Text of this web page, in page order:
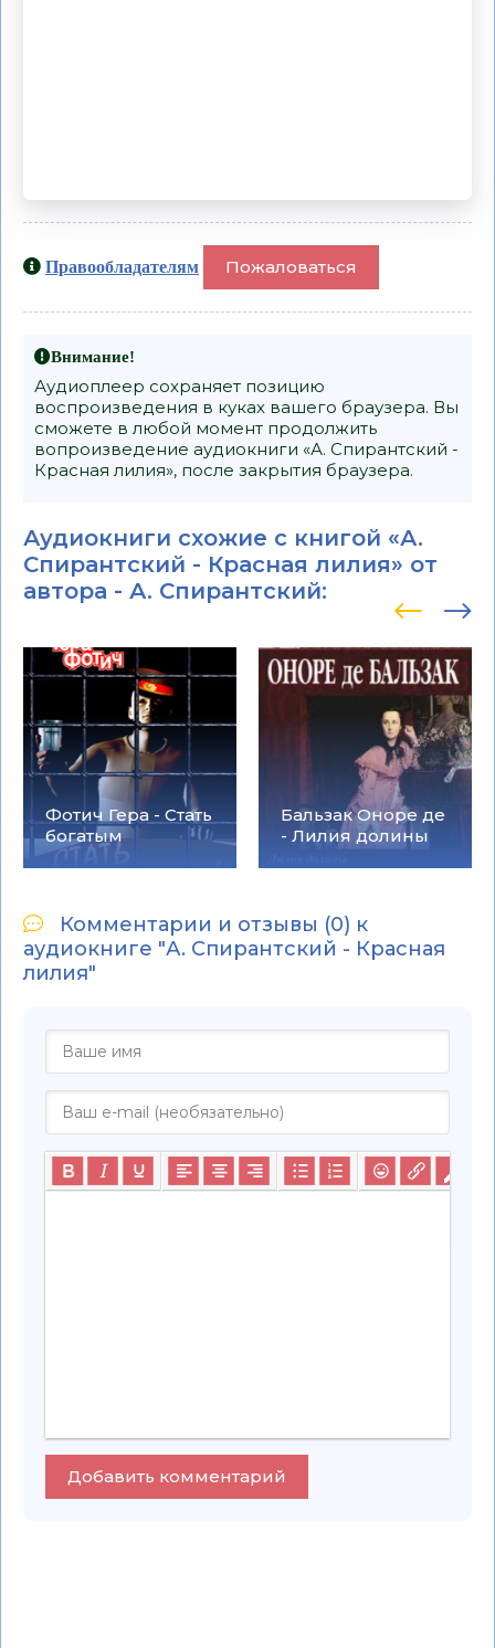
Правообладателям Пожаловаться
Внимание!
Аудиоплеер сохраняет позицию
воспроизведения в куках вашего браузера. Вы
сможете в любой момент продолжить
вопроизведение аудиокниги «А. Спирантский -
Красная лилия», после закрытия браузера.
Аудиокниги схожие с книгой «А.
Спирантский - Красная лилия» от
автора - А. Спирантский:
Фотич Гера - Стать
богатым
Бальзак Оноре де
- Лилия долины
Комментарии и отзывы (0) к
аудиокниге "А. Спирантский - Красная
лилия"
Добавить комментарий